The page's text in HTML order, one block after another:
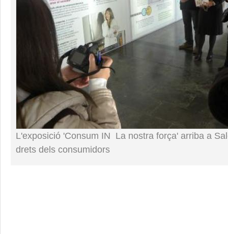
L'exposició 'Consum IN  La nostra força' arriba a
drets dels consumidors